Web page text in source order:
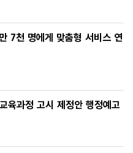
7천 명에게 맞춤형 서비스 연
육과정 고시 제정안 행정예고